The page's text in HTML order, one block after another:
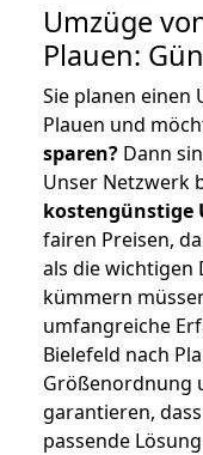
Umzüge
Plauen:
Sie planen einen
Plauen und
sparen? Dann
Unser Netzwerk
kostengünstige
fairen Preisen,
als die wichtigen
kümmern
umfangreiche
Bielefeld nach
Größenordnung
garantieren,
passende